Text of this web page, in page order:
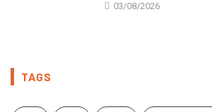
03/08/2026
TAGS